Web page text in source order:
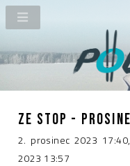
ZE STOP -
2. prosinec 2023
2023 13:57